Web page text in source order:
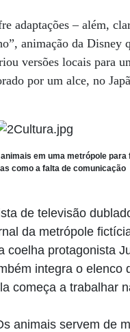
adaptações – além,
animação da Disney
versões locais para
por um alce, no
em uma metrópole para
como a falta de comunicação
de televisão
da metrópole
protagonista
integra o elenco
começa a trabalhar
animais servem de